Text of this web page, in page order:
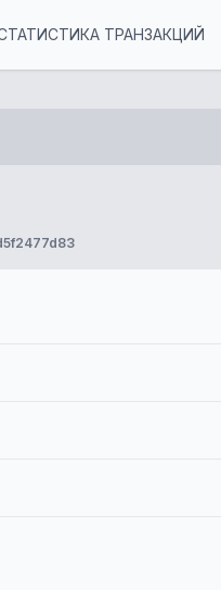
ТРАНЗАКЦИЙ